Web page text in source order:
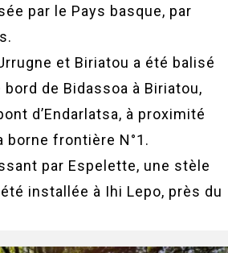
par le Pays basque, par
et Biriatou a été balisé
de Bidassoa à Biriatou,
d’Endarlatsa, à proximité
borne frontière N°1.
par Espelette, une stèle
installée à Ihi Lepo, près du